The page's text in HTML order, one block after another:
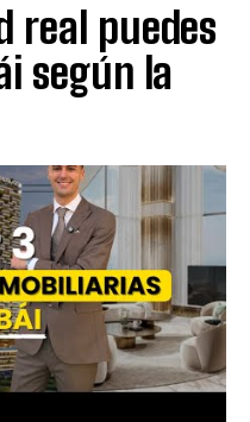
real puedes
según la